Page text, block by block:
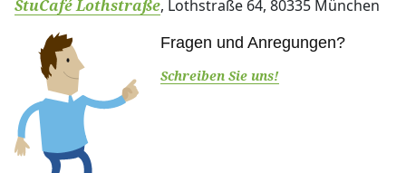
StuCafé Lothstraße, Lothstraße 64, 80335 München
Fragen und Anregungen?
Schreiben Sie uns!